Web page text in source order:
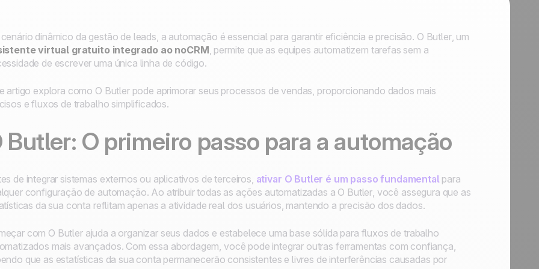
dinâmico da gestão de leads, a automação é essencial para garantir eficiência e precisão. O Butler, um
virtual gratuito integrado ao noCRM, permite que as equipes automatizem tarefas sem a
de escrever uma única linha de código.
artigo explora como O Butlerpode aprimorar seus processos de vendas, proporcionando dados mais
e fluxos de trabalho simplificados.
Butler: O primeiro passo para a automação
de integrar sistemas externos ou aplicativos de terceiros, ativar O Butler é um passo fundamentalpara
configuração de automação. Ao atribuir todas as ações automatizadas a O Butler, você assegura que as
da sua conta reflitam apenas a atividade real dos usuários, mantendo a precisão dos dados.
com O Butlerajuda a organizar seus dados e estabelece uma base sólida para fluxos de trabalho
mais avançados. Com essa abordagem, você pode integrar outras ferramentas com confiança,
que as estatísticas da sua conta permanecerão consistentes e livres de interferências causadas por